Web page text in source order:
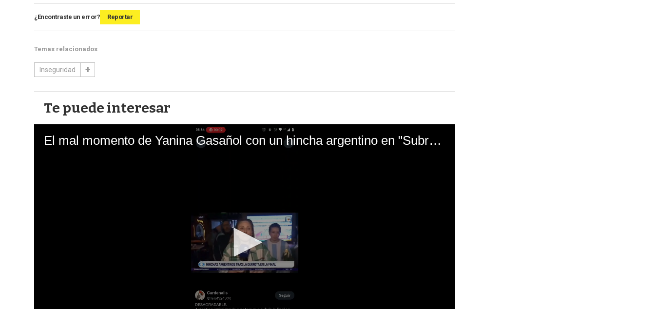
¿Encontraste un error? Reportar
Temas relacionados
Inseguridad
Te puede interesar
El mal momento de Yanina Gasañol con un hincha argentino en "Subrayado"